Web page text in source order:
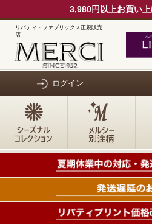
3,980円以上お買い
リバティ・ファブリックス正規販売
店
ログイン